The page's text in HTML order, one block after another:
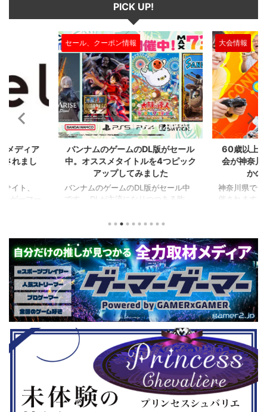
PICK UP!
2024/7/31
がセール
4つピック
セール中
ある昨
ルを独自に
。（類似し
ゲーム、長
ム） 注目
セット』
ホラーゲー
『鉄拳8
大会情報
2024/7/31
60歳以上が対象のeスポーツの大
会が神奈川で開催。ゲストはまさ
かの蝶野正洋！！！
神奈川県でシニアeスポーツ大会が開
催されます。 東日本予選（福島
選（神奈川県）の優勝者3名が決勝大
仕様。ご当地キャラクターによる対戦
も見られるとのことなので、家族で楽
しめるイベントになっているようで
す。 ちなみに、ゲストのプロレスラ
ーである蝶野正洋さんは今年60歳に
なるそうです。トークセッションに登
場しますよ。 この記事のポイント ・
大会参加者は60歳以上 ・3地区で予
選あり。予選は8月24日、25日と9月
22日。本戦は9月22日（事前エ ...
セール、クー
セガのサ
『ユニコ
『ペルソ
セガの最新
ファンから
や編成や育
クなどが話
売されたば
要チェック
ル」に『ユ
登場！『龍
リロード』
は、
ンドーeショ
...